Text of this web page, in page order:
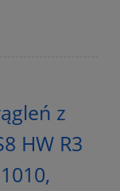
z
HW R3